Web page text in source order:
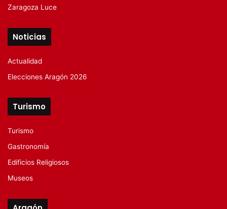
Zaragoza Luce
Noticias
Actualidad
Elecciones Aragón 2026
Turismo
Turismo
Gastronomía
Edificios Religiosos
Museos